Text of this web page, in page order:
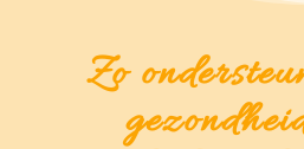
Zo